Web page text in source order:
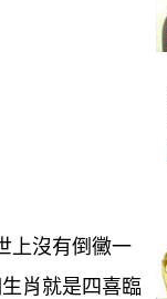
上沒有倒黴一
肖就是四喜臨